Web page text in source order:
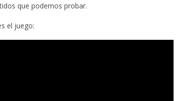
que podemos probar.
el juego: